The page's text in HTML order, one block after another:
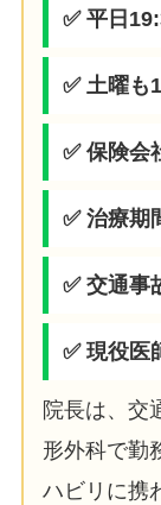
✅ 平日
✅ 土曜も
✅ 保険会
✅ 治療期
✅ 交通事
✅ 現役医
院長は、交
形外科で勤
ハビリに携